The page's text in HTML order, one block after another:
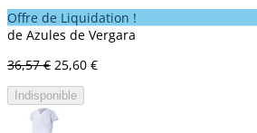
Offre de Liquidation !
de Azules de Vergara
36,57 € 25,60 €
Indisponible